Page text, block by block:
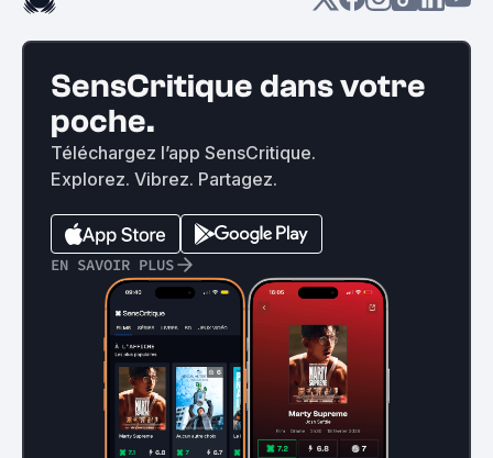
SensCritique dans votre
poche.
Téléchargez l’app SensCritique.
Explorez. Vibrez. Partagez.
EN SAVOIR PLUS